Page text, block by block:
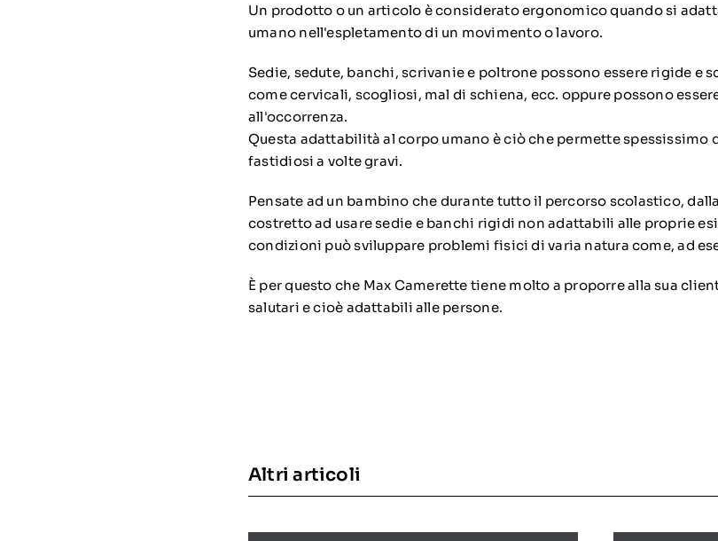
Un prodotto o un articolo è considerato ergonomico quando si
umano nell'espletamento di un movimento o lavoro.
Sedie, sedute, banchi,scrivaniee poltrone possono essere rigide e
come cervicali, scogliosi, mal di schiena, ecc. oppure possono
all'occorrenza.
Questa adattabilità al corpo umano è ciò che permette spessissimo
fastidiosi a volte gravi.
Pensate ad un bambino che durante tutto il percorso scolastico,
costretto ad usare sedie e banchi rigidi non adattabili alle proprie
condizioni può sviluppare problemi fisici di varia natura come, ad
È per questo che Max Camerette tiene molto a proporre alla sua
salutari e cioè adattabili alle persone.
Altri articoli